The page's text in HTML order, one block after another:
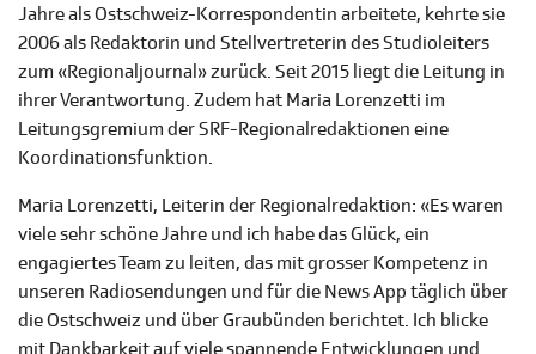
Jahre als Ostschweiz-Korrespondentin arbeitete, kehrte sie
2006 als Redaktorin und Stellvertreterin des Studioleiters
zum «Regionaljournal» zurück. Seit 2015 liegt die Leitung in
ihrer Verantwortung. Zudem hat Maria Lorenzetti im
Leitungsgremium der SRF-Regionalredaktionen eine
Koordinationsfunktion.
Maria Lorenzetti, Leiterin der Regionalredaktion: «Es waren
viele sehr schöne Jahre und ich habe das Glück, ein
engagiertes Team zu leiten, das mit grosser Kompetenz in
unseren Radiosendungen und für die News App täglich über
die Ostschweiz und über Graubünden berichtet. Ich blicke